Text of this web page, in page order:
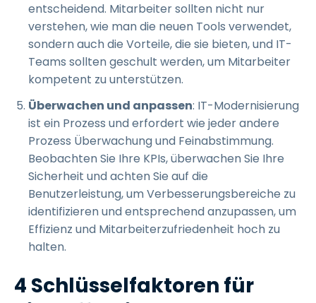
entscheidend. Mitarbeiter sollten nicht nur
verstehen, wie man die neuen Tools verwendet,
sondern auch die Vorteile, die sie bieten, und IT-
Teams sollten geschult werden, um Mitarbeiter
kompetent zu unterstützen.
Überwachen und anpassen: IT-Modernisierung
ist ein Prozess und erfordert wie jeder andere
Prozess Überwachung und Feinabstimmung.
Beobachten Sie Ihre KPIs, überwachen Sie Ihre
Sicherheit und achten Sie auf die
Benutzerleistung, um Verbesserungsbereiche zu
identifizieren und entsprechend anzupassen, um
Effizienz und Mitarbeiterzufriedenheit hoch zu
halten.
4 Schlüsselfaktoren für